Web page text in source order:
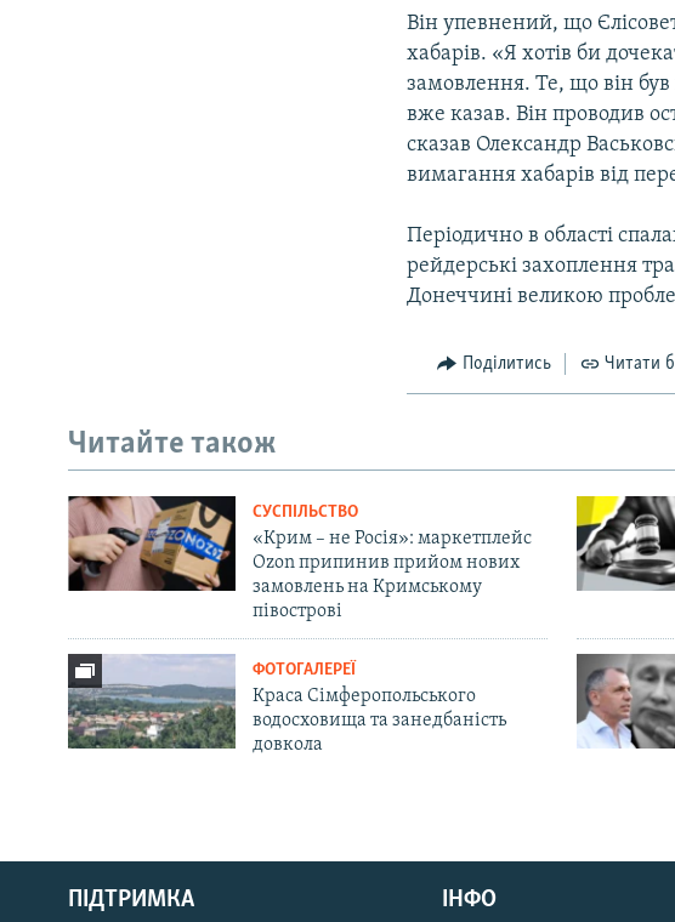
Русский
Qırımtatar
Він упевнений, що
хабарів. «Я хотів би
замовлення. Те, що він був
вже казав. Він проводив
сказав Олександр
вимагання хабарів від
Періодично в області
рейдерські захоплення
Донеччині великою
Поділитись Читати
Читайте також
СУСПІЛЬСТВО
«Крим – не Росія»: маркетплейс
Ozon припинив прийом нових
замовлень на Кримському
півострові
ФОТОГАЛЕРЕЇ
Краса Сімферопольського
водосховища та занедбаність
довкола
ПІДТРИМКА ІНФО